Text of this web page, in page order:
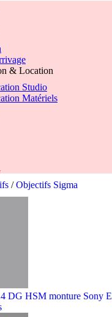
& Location
Studio
Matériels
Search
/ Objectifs Sigma
DG HSM monture Sony E